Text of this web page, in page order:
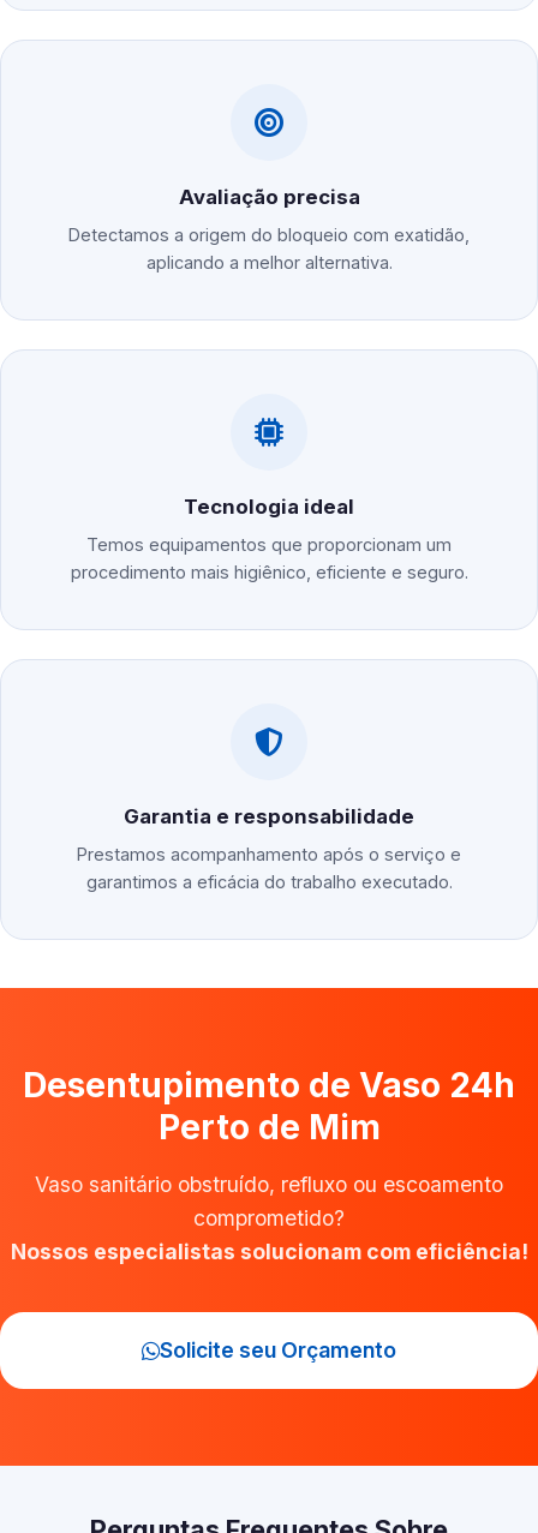
Avaliação precisa
Detectamos a origem do bloqueio com exatidão,
aplicando a melhor alternativa.
Tecnologia ideal
Temos equipamentos que proporcionam um
procedimento mais higiênico, eficiente e seguro.
Garantia e responsabilidade
Prestamos acompanhamento após o serviço e
garantimos a eficácia do trabalho executado.
Desentupimento de Vaso 24h
Perto de Mim
Vaso sanitário obstruído, refluxo ou escoamento
comprometido?
Nossos especialistas solucionam com eficiência!
Solicite seu Orçamento